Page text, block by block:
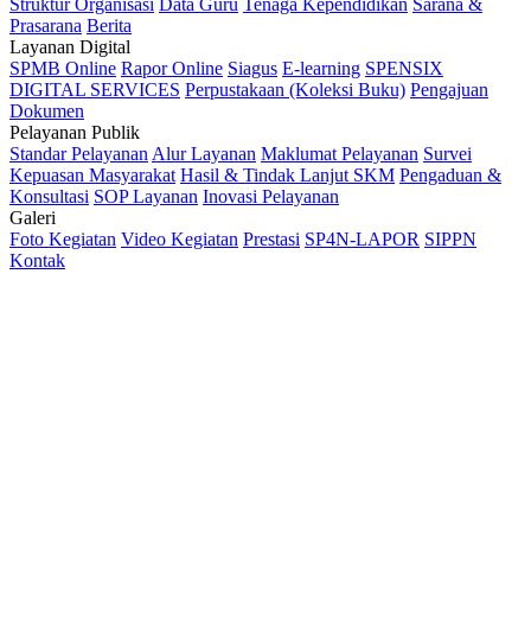
Struktur Organisasi Data Guru Tenaga Kependidikan Sarana &
Prasarana Berita
Layanan Digital
SPMB Online Rapor Online Siagus E-learning SPENSIX
DIGITAL SERVICES Perpustakaan (Koleksi Buku) Pengajuan
Dokumen
Pelayanan Publik
Standar Pelayanan Alur Layanan Maklumat Pelayanan Survei
Kepuasan Masyarakat Hasil & Tindak Lanjut SKM Pengaduan &
Konsultasi SOP Layanan Inovasi Pelayanan
Galeri
Foto Kegiatan Video Kegiatan Prestasi SP4N-LAPOR SIPPN
Kontak